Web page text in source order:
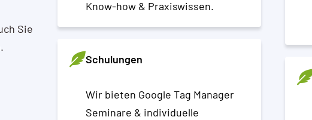
Sie
Know-how & Praxiswissen.
Schulungen
Wir bieten Google Tag Manager
Seminare & individuelle